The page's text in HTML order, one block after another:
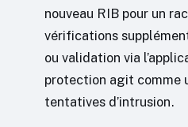
nouveau RIB pour un
vérifications
ou validation via
protection agit comme
tentatives d’intrusion.